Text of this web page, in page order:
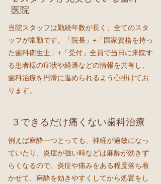
医院
当院スタッフは勤続年数が長く、全てのスタ
ッフが常勤です。「院長」+「国家資格を持っ
た歯科衛生士」+「受付」全員で当日に来院す
る患者様の症状や経過などの情報を共有し、
歯科治療を円滑に進められるよう心掛けてお
ります。
例えば麻酔一つとっても、神経が過敏になっ
ていたり、炎症が強い時などは麻酔が効きず
らくなるので、炎症や痛みをある程度落ち着
かせて、麻酔を効きやすくしてから処置をし
３ できるだけ痛くない歯科治療